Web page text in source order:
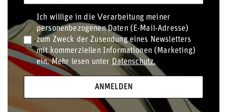
Ich willige in die Verarbeitung meiner
personenbezogenen Daten (E-Mail-Adresse)
zum Zweck der Zusendung eines Newsletters
mit kommerziellen Informationen (Marketing)
ein. Mehr lesen unter Datenschutz.
ANMELDEN